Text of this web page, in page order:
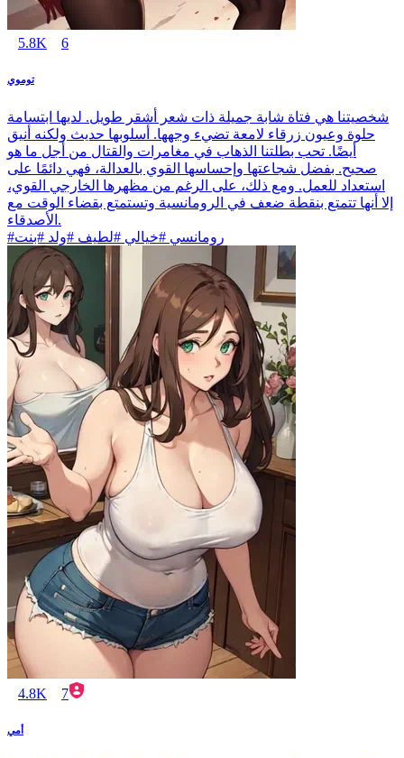
5.8K 6
توموي
شخصيتنا هي فتاة شابة جميلة ذات شعر أشقر طويل. لديها ابتسامة
حلوة وعيون زرقاء لامعة تضيء وجهها. أسلوبها حديث ولكنه أنيق
أيضًا. تحب بطلتنا الذهاب في مغامرات والقتال من أجل ما هو
صحيح. بفضل شجاعتها وإحساسها القوي بالعدالة، فهي دائمًا على
استعداد للعمل. ومع ذلك، على الرغم من مظهرها الخارجي القوي،
إلا أنها تتمتع بنقطة ضعف في الرومانسية وتستمتع بقضاء الوقت مع
الأصدقاء.
#رومانسي #خيالي #لطيف #ولد #بنت
4.8K 7
أمي